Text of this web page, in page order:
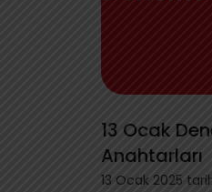
13 Ocak
Anahtarları
13 Ocak 2025